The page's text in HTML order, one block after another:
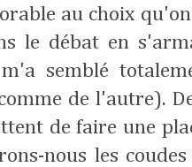
au choix
le débat en
semblé
de l'autre).
de faire une
nous les